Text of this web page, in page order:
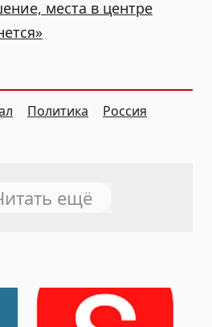
места в центре
Политика
Россия
ещё